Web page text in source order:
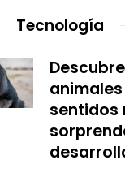
Tecnología
sentidos